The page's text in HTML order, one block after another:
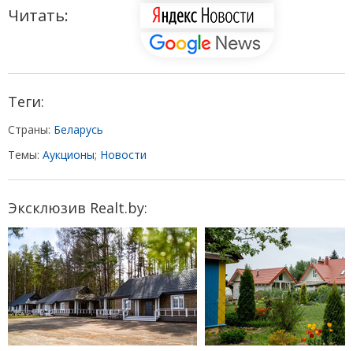
Читать:
Теги:
Страны: Беларусь
Темы: Аукционы; Новости
Эксклюзив Realt.by: